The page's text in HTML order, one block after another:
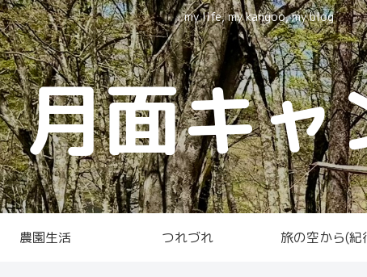
my life, my kangoo, my blog
月面キャ
農園生活 つれづれ 旅の空から(紀